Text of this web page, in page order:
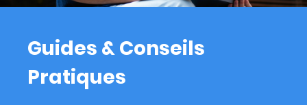
Guides & Conseils
Pratiques